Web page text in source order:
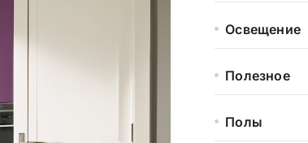
Освещение
Полезное
Полы